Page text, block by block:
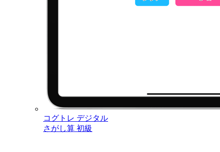
コグトレ デジタル
さがし算 初級